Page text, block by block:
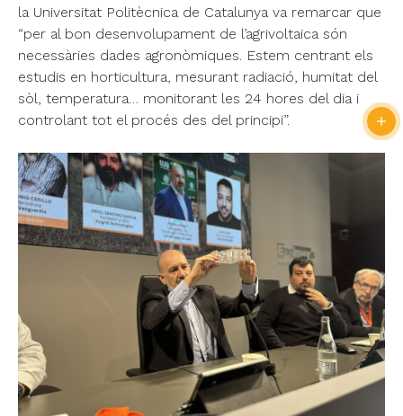
la Universitat Politècnica de Catalunya va remarcar que
“per al bon desenvolupament de l’agrivoltaica són
necessàries dades agronòmiques. Estem centrant els
estudis en horticultura, mesurant radiació, humitat del
sòl, temperatura… monitorant les 24 hores del dia i
controlant tot el procés des del principi”.